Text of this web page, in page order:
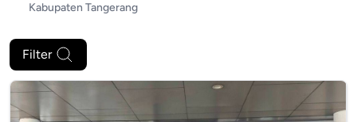
Kabupaten Tangerang
Filter